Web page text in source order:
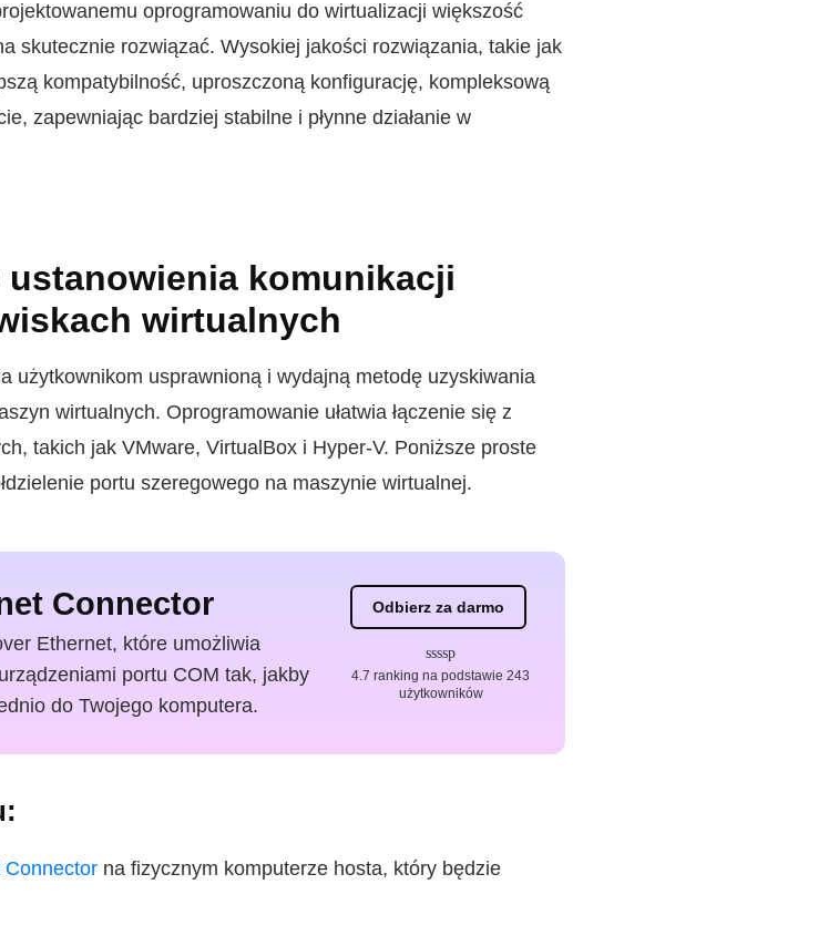
oprogramowaniu do wirtualizacji większość
skutecznie rozwiązać. Wysokiej jakości rozwiązania, takie jak
kompatybilność, uproszczoną konfigurację, kompleksową
zapewniając bardziej stabilne i płynne działanie w
komunikacji
wirtualnych
użytkownikom usprawnioną i wydajną metodę uzyskiwania
wirtualnych. Oprogramowanie ułatwia łączenie się z
takich jak VMware, VirtualBox i Hyper-V. Poniższe proste
portu szeregowego na maszynie wirtualnej.
Connector
Ethernet, które umożliwia
portu COM tak, jakby
do Twojego komputera.
Odbierz za darmo
4.7 ranking na podstawie 243
użytkowników
Connector na fizycznym komputerze hosta, który będzie